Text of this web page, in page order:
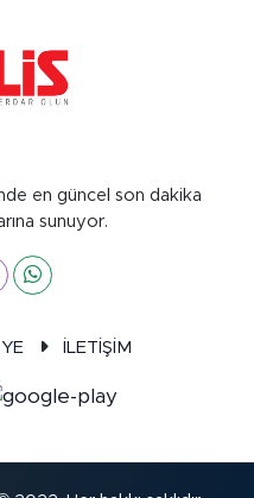
en güncel son dakika
sunuyor.
İLETİŞİM